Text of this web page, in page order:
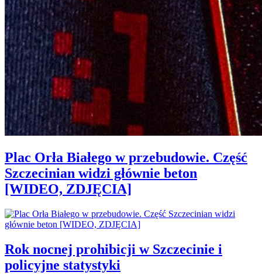
Plac Orła Białego w przebudowie. Część
Szczecinian widzi głównie beton
[WIDEO, ZDJĘCIA]
Rok nocnej prohibicji w Szczecinie i
policyjne statystyki